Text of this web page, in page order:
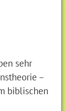
sehr
–
biblischen